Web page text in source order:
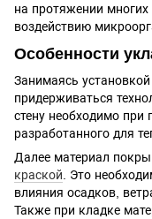
на протяжении
воздействию
Особенности
Занимаясь
придерживаться
стену необходимо
разработанного для
Далее материал
краской . Это
влияния осадков,
Также при кладке